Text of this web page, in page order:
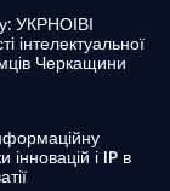
УКРНОІВІ
інтелектуальної
Черкащини
інновацій і IP в